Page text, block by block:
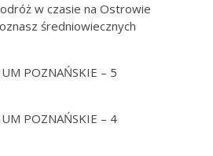
w czasie na Ostrowie
średniowiecznych
POZNAŃSKIE – 5
POZNAŃSKIE – 4